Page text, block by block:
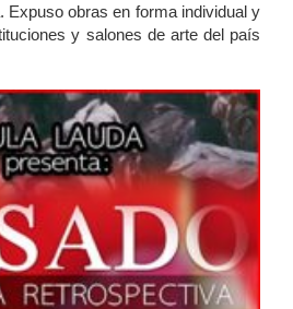
Expuso obras en forma individual y
y salones de arte del país